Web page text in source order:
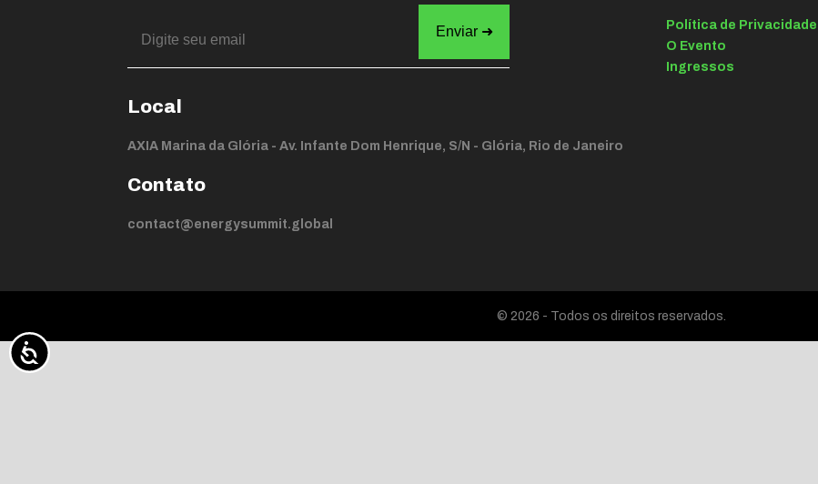
Local
AXIA Marina da Glória - Av. Infante Dom Henrique, S/N - Glória, Rio de Janeiro
Contato
contact@energysummit.global
Política de Privacidade
O Evento
Ingressos
© 2026 - Todos os direitos reservados.